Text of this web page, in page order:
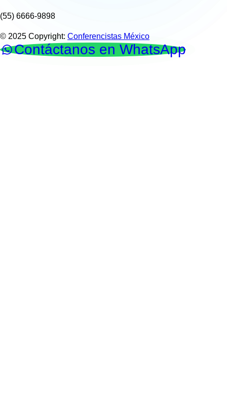
(55) 6666-9898
© 2025 Copyright: Conferencistas México
Contáctanos en WhatsApp